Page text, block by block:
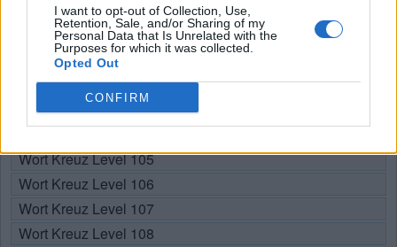
I want to opt-out of Collection, Use,
Retention, Sale, and/or Sharing of my
Personal Data that Is Unrelated with the
Purposes for which it was collected.
Opted Out
CONFIRM
Hier können Sie nach Ihrer Antwort anhand der
Levelnummer suchen, aber wir empfehlen Ihnen, die Suche
nach Buchstaben zu verwenden.
Wählen Sie Ihr Level:
Wort Kreuz Level 105
Wort Kreuz Level 106
Wort Kreuz Level 107
Wort Kreuz Level 108